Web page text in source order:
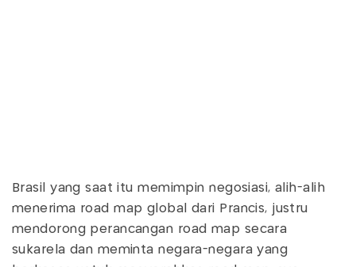
Brasil yang saat itu memimpin negosiasi, alih-alih
menerima road map global dari Prancis, justru
mendorong perancangan road map secara
sukarela dan meminta negara-negara yang